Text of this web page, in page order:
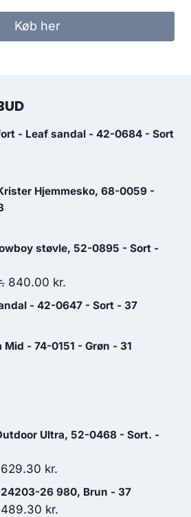
Køb her
- Leaf sandal - 42-0684 - Sort
Hjemmesko, 68-0059 -
støvle, 52-0895 - Sort -
Den
oprindelige
840.00 kr.
aktuelle
- 42-0647 - Sort - 37
Mid - 74-0151 - Grøn - 31
Ultra, 52-0468 - Sort. -
Den
oprindelige
pris
629.30 kr.
aktuelle
26 980, Brun - 37
Den
489.30 kr.